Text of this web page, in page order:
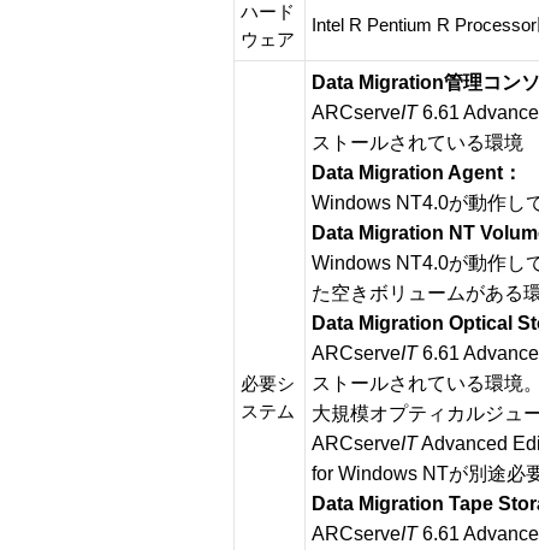
ハード
ウェア
Intel R Pentium R
必要シ
ステム
Data Migration管理コン
ARCserveIT6.61
ストールされている環境
Data Migration Agent：
Windows NT4.0が動作し
Data Migration NT
Windows NT4.0が動作し
た空きボリュームがある
Data Migration Optical
ARCserveIT6.61
ストールされている環境
大規模オプティカルジュ
ARCserveITAdvanced
for Windows NTが別途必
Data Migration Tape
ARCserveIT6.61